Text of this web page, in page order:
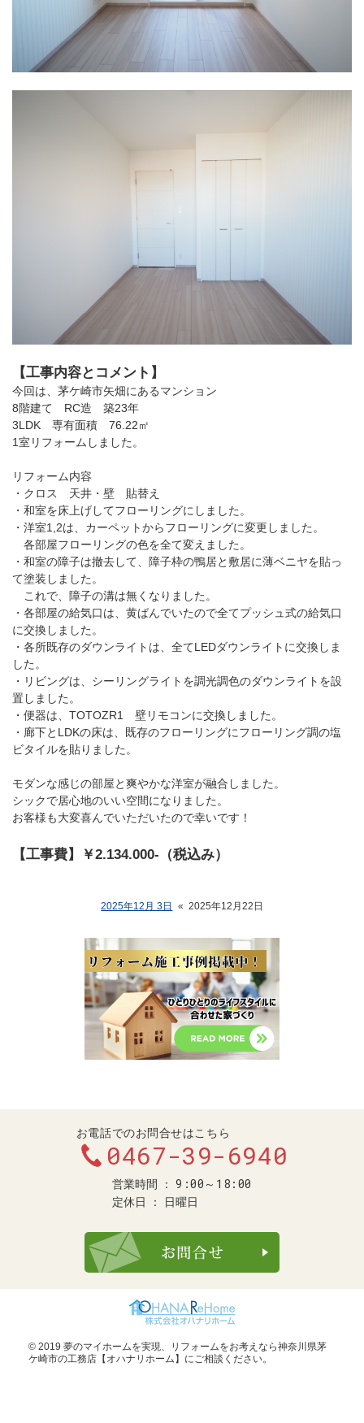
【工事内容とコメント】
今回は、茅ケ崎市矢畑にあるマンション
8階建て RC造 築23年
3LDK 専有面積 76.22㎡
1室リフォームしました。
リフォーム内容
・クロス 天井・壁 貼替え
・和室を床上げしてフローリングにしました。
・洋室1,2は、カーペットからフローリングに変更しました。
各部屋フローリングの色を全て変えました。
・和室の障子は撤去して、障子枠の鴨居と敷居に薄ベニヤを貼っ
て塗装しました。
これで、障子の溝は無くなりました。
・各部屋の給気口は、黄ばんでいたので全てプッシュ式の給気口
に交換しました。
・各所既存のダウンライトは、全てLEDダウンライトに交換しま
した。
・リビングは、シーリングライトを調光調色のダウンライトを設
置しました。
・便器は、TOTOZR1 壁リモコンに交換しました。
・廊下とLDKの床は、既存のフローリングにフローリング調の塩
ビタイルを貼りました。
モダンな感じの部屋と爽やかな洋室が融合しました。
シックで居心地のいい空間になりました。
お客様も大変喜んでいただいたので幸いです！
【工事費】￥2.134.000-（税込み）
2025年12月 3日 « 2025年12月22日
お電話でのお問合せはこちら
0467-39-6940
営業時間 9:00～18:00
定休日 日曜日
© 2019 夢のマイホームを実現、
リフォームをお考えなら神奈川県茅
ケ崎市の工務店【オハナリホーム】 にご相談ください。